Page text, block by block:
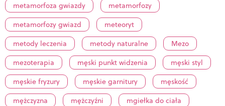
metamorfoza gwiazdy
metamorfozy
metamorfozy gwiazd
meteoryt
metody leczenia
metody naturalne
Mezo
mezoterapia
męski punkt widzenia
męski styl
męskie fryzury
męskie garnitury
męskość
mężczyzna
mężczyźni
mgiełka do ciała